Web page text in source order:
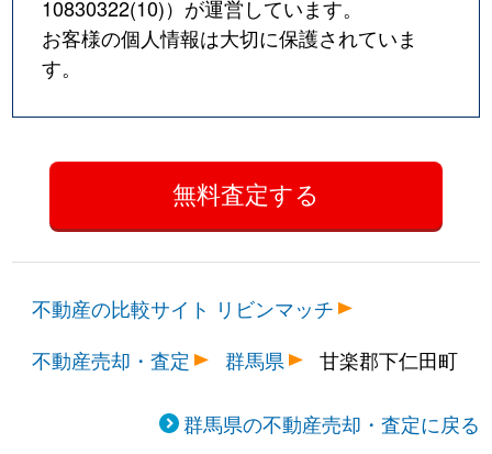
10830322(10)）が運営しています。
お客様の個人情報は大切に保護されていま
す。
不動産の比較サイト リビンマッチ
不動産売却・査定
群馬県 甘楽郡下仁田町
群馬県の不動産売却・査定に戻る